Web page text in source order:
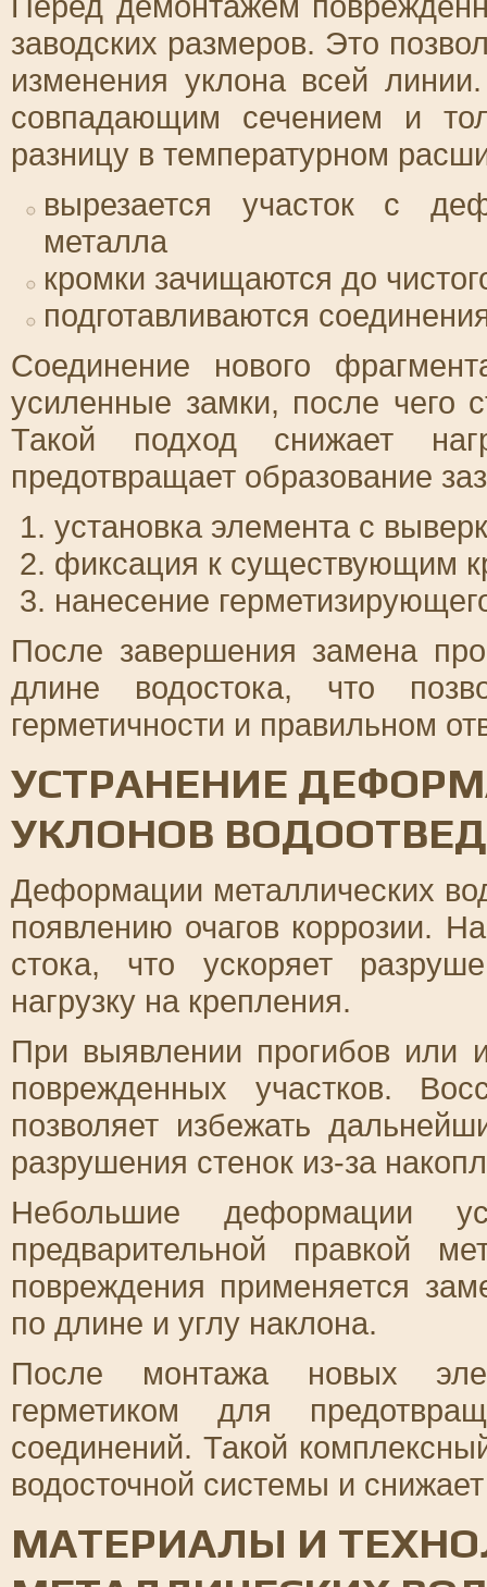
заводских размеров. Это
изменения уклона всей
совпадающим сечением и
разницу в температурном
вырезается участок с
металла
кромки зачищаются до
подготавливаются
Соединение нового
усиленные замки, после чего
Такой подход снижает
предотвращает образование
установка элемента с
фиксация к существующим
нанесение
После завершения замена
длине водостока, что
герметичности и правильном
УСТРАНЕНИЕ
УКЛОНОВ
Деформации металлических
появлению очагов коррозии.
стока, что ускоряет
нагрузку на крепления.
При выявлении прогибов или
поврежденных участков.
позволяет избежать
разрушения стенок из-за
Небольшие деформации
предварительной правкой
повреждения применяется
по длине и углу наклона.
После монтажа новых
герметиком для
соединений. Такой
водосточной системы и
МАТЕРИАЛЫ И